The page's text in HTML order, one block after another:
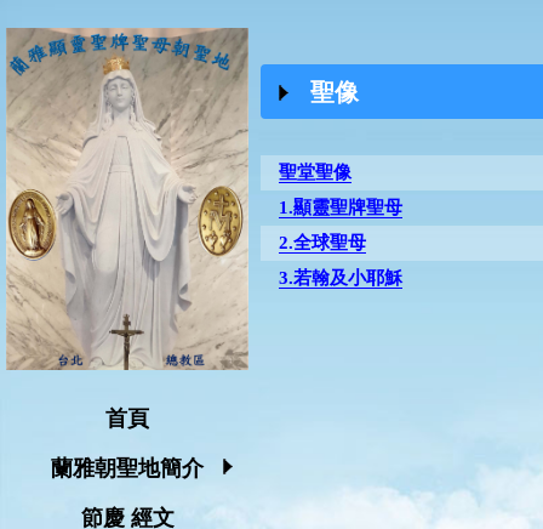
首頁
蘭雅朝聖地簡介
節慶 經文
聖像
聖堂聖像
1.顯靈聖牌聖母
2.全球聖母
3.若翰及小耶穌